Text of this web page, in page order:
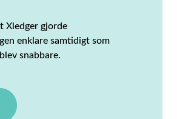
Xledger gjorde
enklare samtidigt som
snabbare.